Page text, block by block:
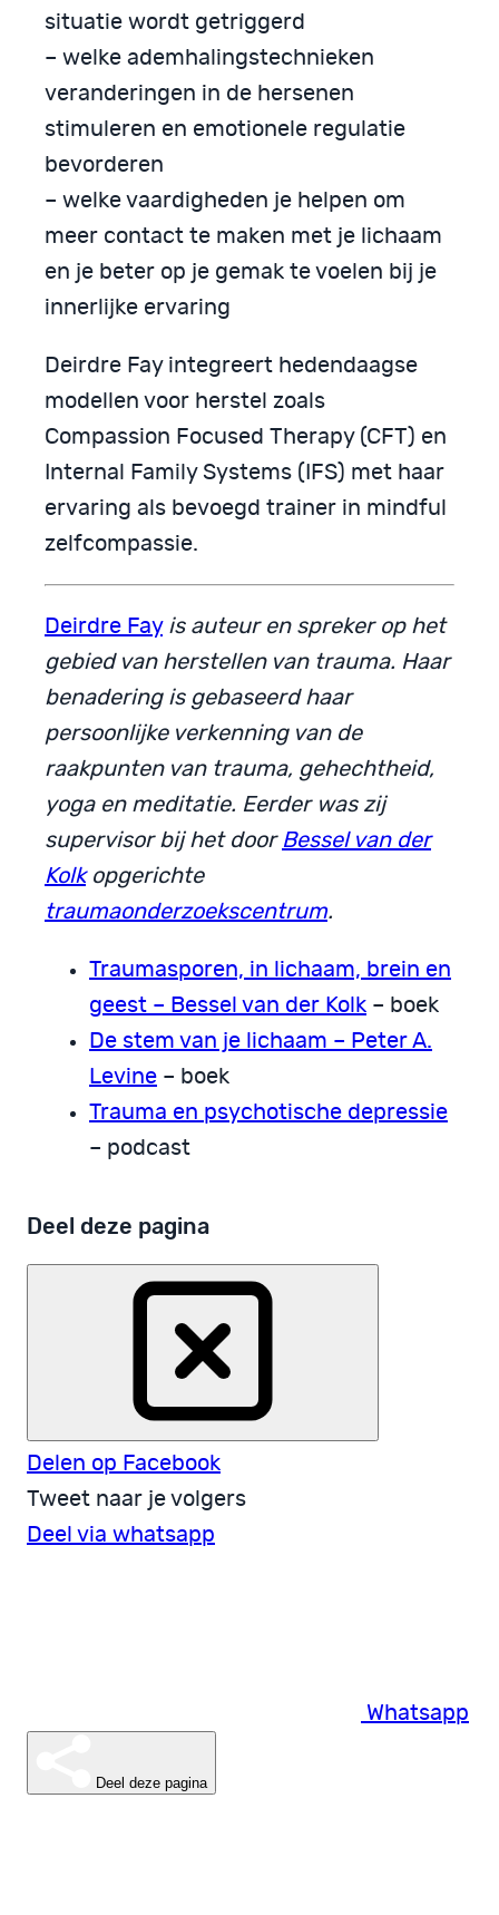
situatie wordt getriggerd
– welke ademhalingstechnieken
veranderingen in de hersenen
stimuleren en emotionele regulatie
bevorderen
– welke vaardigheden je helpen om
meer contact te maken met je lichaam
en je beter op je gemak te voelen bij je
innerlijke ervaring
Deirdre Fay integreert hedendaagse
modellen voor herstel zoals
Compassion Focused Therapy (CFT) en
Internal Family Systems (IFS) met haar
ervaring als bevoegd trainer in mindful
zelfcompassie.
Deirdre Fay is auteur en spreker op het
gebied van herstellen van trauma. Haar
benadering is gebaseerd haar
persoonlijke verkenning van de
raakpunten van trauma, gehechtheid,
yoga en meditatie. Eerder was zij
supervisor bij het door Bessel van der
Kolkopgerichte
traumaonderzoekscentrum.
Traumasporen, in lichaam, brein en
geest – Bessel van der Kolk – boek
De stem van je lichaam – Peter A.
Levine – boek
Trauma en psychotische depressie
– podcast
Deel deze pagina
Delen op Facebook
Tweet naar je volgers
Deel via whatsapp
Whatsapp
Deel deze pagina